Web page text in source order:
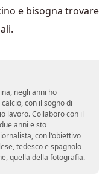
e bisogna trovare
negli anni ho
con il sogno di
lavoro. Collaboro con il
anni e sto
con l'obiettivo
tedesco e spagnolo
quella della fotografia.